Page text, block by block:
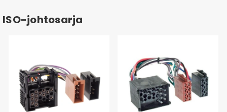
ISO-johtosarja